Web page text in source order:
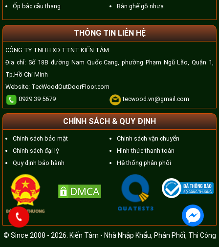
Ốp bậc cầu thang
Bàn ghế gỗ nhựa
THÔNG TIN LIÊN HỆ
CÔNG TY TNHH XD TTNT KIẾN TÂM
Địa chỉ: Số 18B đường Nam Quốc Cang, phường Phạm Ngũ Lão, Quận 1,
Tp.Hồ Chí Minh
Website: TecWoodOutDoorFloor.com
0929 39 5679
tecwood.vn@gmail.com
CHÍNH SÁCH & QUY ĐỊNH
Chính sách bảo mật
Chính sách đại lý
Quy định bảo hành
Chính sách vận chuyển
Hình thức thanh toán
Hệ thống phân phối
© Since 2008 - 2026. Kiến Tâm - Nhà Nhập Khẩu, Phân Phối, Thi Công